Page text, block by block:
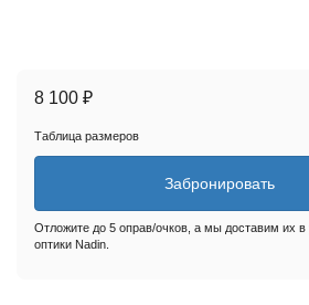
8 100 ₽
Таблица размеров
Забронировать
Отложите до 5 оправ/очков, а мы доставим их
оптики Nadin.